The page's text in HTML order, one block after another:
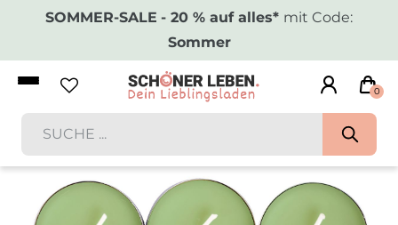
SOMMER-SALE - 20 % auf alles* mit Code:
Sommer
0